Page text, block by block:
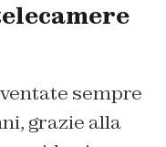
sempre
grazie alla